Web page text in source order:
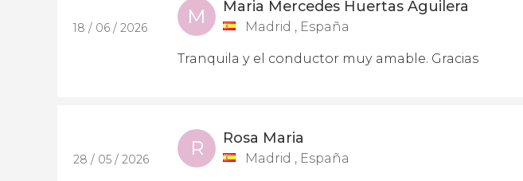
18 / 06 / 2026 M Maria Mercedes Huertas Aguilera
Madrid , España
Tranquila y el conductor muy amable. Gracias
28 / 05 / 2026 R Rosa Maria
Madrid , España